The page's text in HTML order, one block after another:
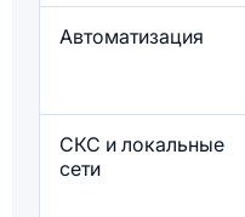
Автоматизация
СКС и локальные
сети